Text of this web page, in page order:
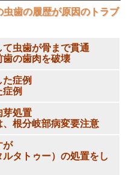
歯の履歴が原因のトラブ
虫歯が骨まで貫通
の歯肉を破壊
症例
例
芽処置
根分岐部病変要注意
が
タトゥー）の処置をし